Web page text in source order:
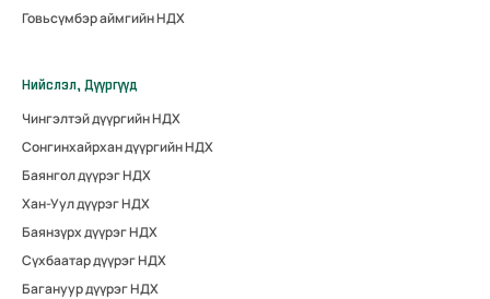
Говьсүмбэр аймгийн НДХ
Нийслэл, Дүүргүүд
Чингэлтэй дүүргийн НДХ
Сонгинхайрхан дүүргийн НДХ
Баянгол дүүрэг НДХ
Хан-Уул дүүрэг НДХ
Баянзүрх дүүрэг НДХ
Сүхбаатар дүүрэг НДХ
Багануур дүүрэг НДХ